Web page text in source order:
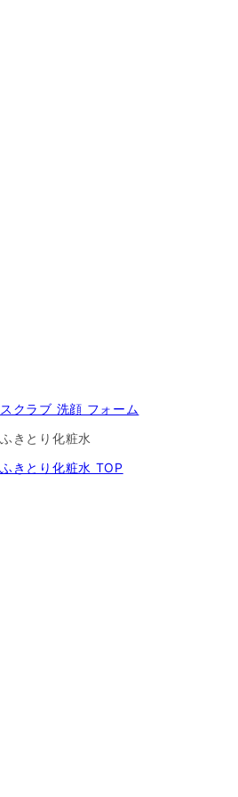
スクラブ 洗顔 フォーム
ふきとり化粧水
ふきとり化粧水 TOP